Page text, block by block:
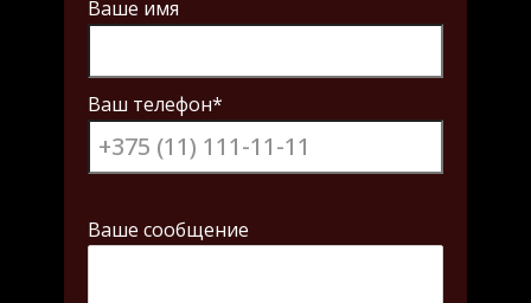
Ваше имя
Ваш телефон*
Ваше сообщение